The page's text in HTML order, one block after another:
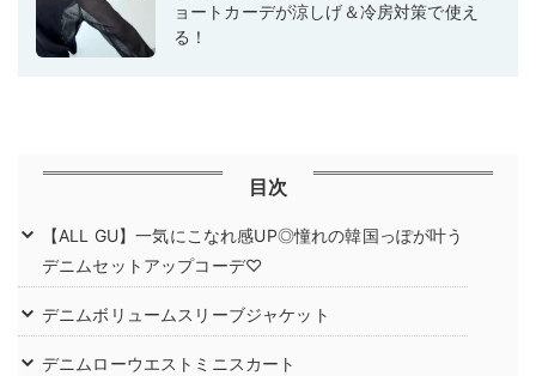
ョートカーデが涼しげ＆冷房対策で使え
る！
目次
【ALL GU】一気にこなれ感UP◎憧れの韓国っぽが叶う
デニムセットアップコーデ♡
デニムボリュームスリーブジャケット
デニムローウエストミニスカート